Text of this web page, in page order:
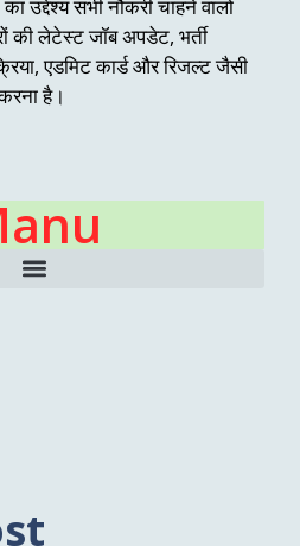
उद्देश्य सभी नौकरी चाहने वालों
की लेटेस्ट जॉब अपडेट, भर्ती
एडमिट कार्ड और रिजल्ट जैसी
है।